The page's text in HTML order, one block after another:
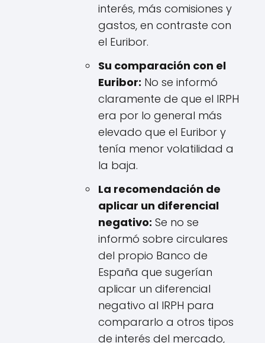
interés, más comisiones y
gastos, en contraste con
el Euribor.
Su comparación con el
Euribor: No se informó
claramente de que el IRPH
era por lo general más
elevado que el Euribor y
tenía menor volatilidad a
la baja.
La recomendación de
aplicar un diferencial
negativo: Se no se
informó sobre circulares
del propio Banco de
España que sugerían
aplicar un diferencial
negativo al IRPH para
compararlo a otros tipos
de interés del mercado,